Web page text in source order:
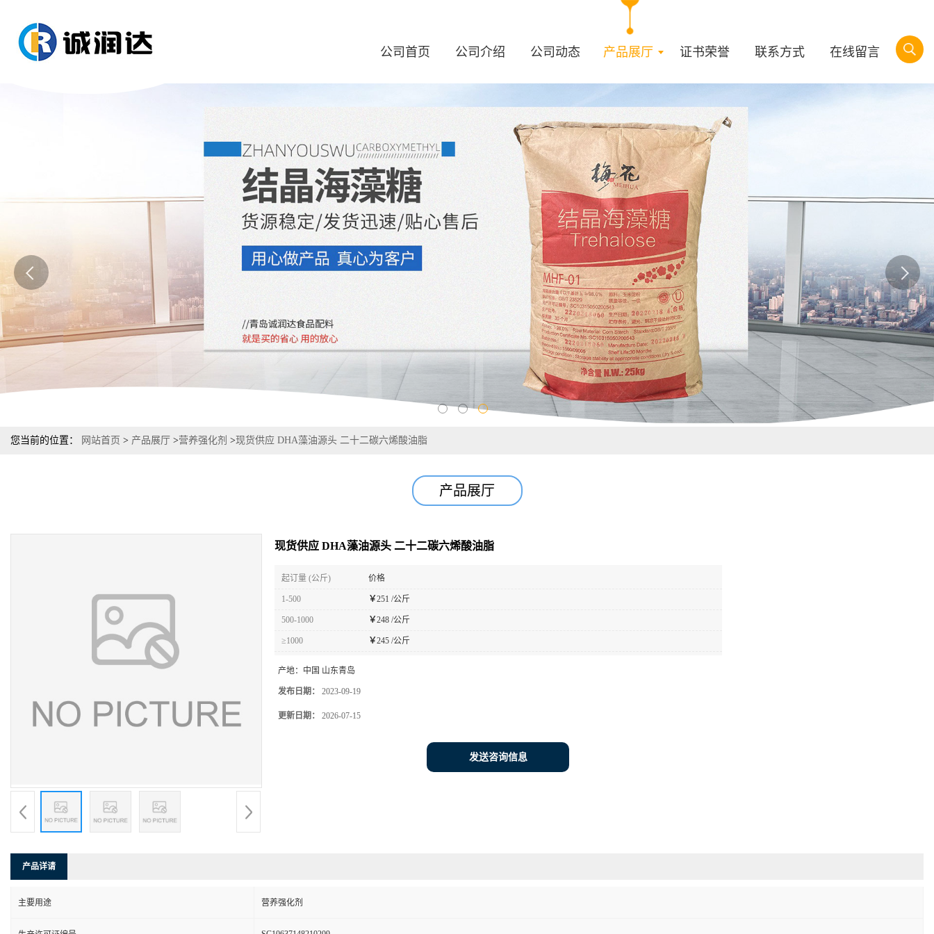
公司首页 公司介绍 公司动态 产品展厅 证书荣誉 联系方式 在线留言
您当前的位置： 网站首页 > 产品展厅 >营养强化剂 >现货供应 DHA藻油源头 二十二碳六烯酸油脂
产品展厅
现货供应 DHA藻油源头 二十二碳六烯酸油脂
起订量 (公斤) 价格
1-500 ￥251 /公斤
500-1000 ￥248 /公斤
≥1000 ￥245 /公斤
产地： 中国 山东青岛
发布日期： 2023-09-19
更新日期： 2026-07-15
发送咨询信息
产品详请
主要用途 营养强化剂